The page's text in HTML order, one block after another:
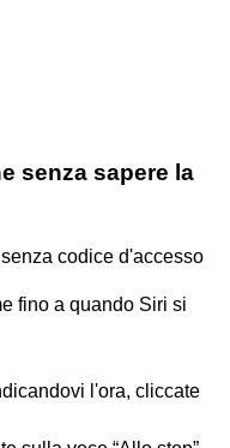
senza sapere la
codice d'accesso
fino a quando Siri si
l'ora, cliccate